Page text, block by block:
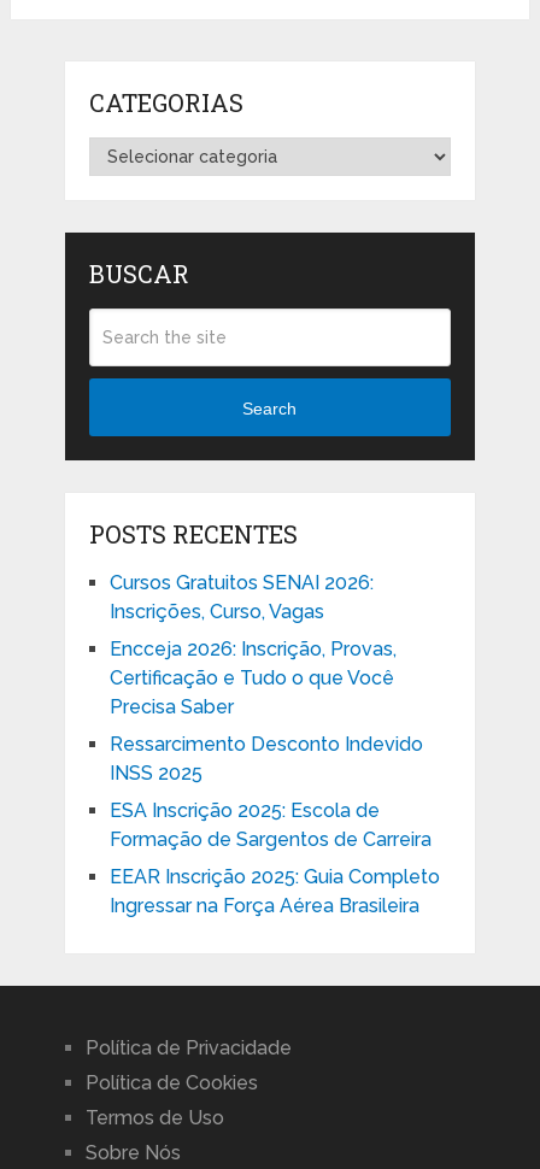
CATEGORIAS
Categorias
BUSCAR
Search
POSTS RECENTES
Cursos Gratuitos SENAI 2026:
Inscrições, Curso, Vagas
Encceja 2026: Inscrição, Provas,
Certificação e Tudo o que Você
Precisa Saber
Ressarcimento Desconto Indevido
INSS 2025
ESA Inscrição 2025: Escola de
Formação de Sargentos de Carreira
EEAR Inscrição 2025: Guia Completo
Ingressar na Força Aérea Brasileira
Política de Privacidade
Política de Cookies
Termos de Uso
Sobre Nós